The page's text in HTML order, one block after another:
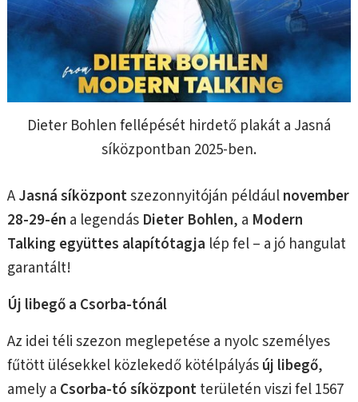
Dieter Bohlen fellépését hirdető plakát a Jasná
síközpontban 2025-ben.
AJasná síközpontszezonnyitóján példáulnovember
28-29-én a legendás Dieter Bohlen, a Modern
Talking együttes alapítótagja lép fel – a jó hangulat
garantált!
Új libegő a Csorba-tónál
Az idei téli szezon meglepetése a nyolc személyes
fűtött ülésekkel közlekedő kötélpályásúj libegő,
amely a Csorba-tó síközpontterületén viszi fel 1567